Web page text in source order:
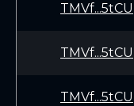
TMVf...5tCU
TMVf...5tCU
TMVf...5tCU